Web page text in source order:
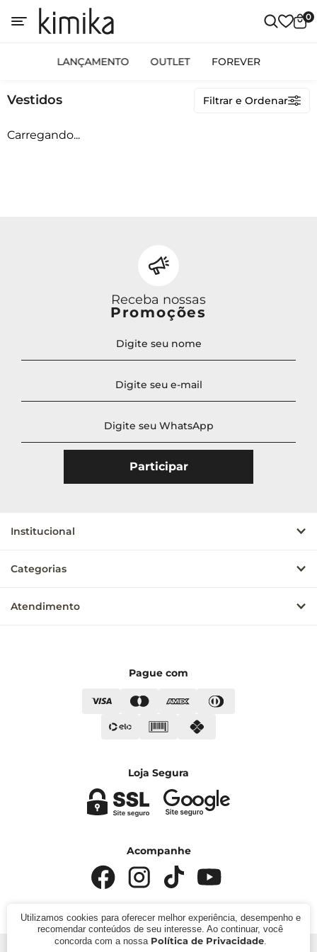
0
LANÇAMENTO OUTLET FOREVER
Filtrar e Ordenar
Categorias
OUTLET
A - Z Z - A
Menor Preço
Maior Preço
Mais Vendidos Mais Acessados
Vestidos
Carregando...
Receba nossas
Promoções
Institucional
Categorias
Atendimento
Pague com
Loja Segura
Acompanhe
Utilizamos cookies para oferecer melhor experiência, desempenho e
recomendar conteúdos de seu interesse. Ao continuar, você
concorda com a nossa Política de Privacidade.